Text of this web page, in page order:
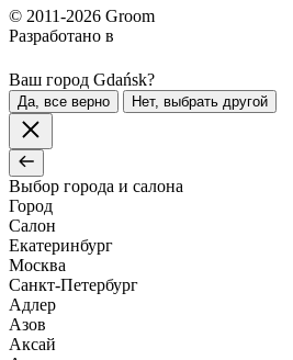
© 2011-2026 Groom
Разработано в
Ваш город Gdańsk?
Да, все верно Нет, выбрать другой
Выбор города и салона
Город
Салон
Екатеринбург
Москва
Санкт-Петербург
Адлер
Азов
Аксай